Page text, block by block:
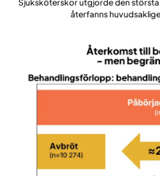
Sjuksköterskor utgjorde den
återfanns